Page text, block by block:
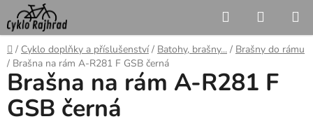
Přejít
na
obsah
Hledat
KOŠÍK
Domů
/ Cyklo doplňky a příslušenství / Batohy, brašny... / Brašny do rámu
/ Brašna na rám A-R281 F GSB černá
Brašna na rám A-R281 F
GSB černá